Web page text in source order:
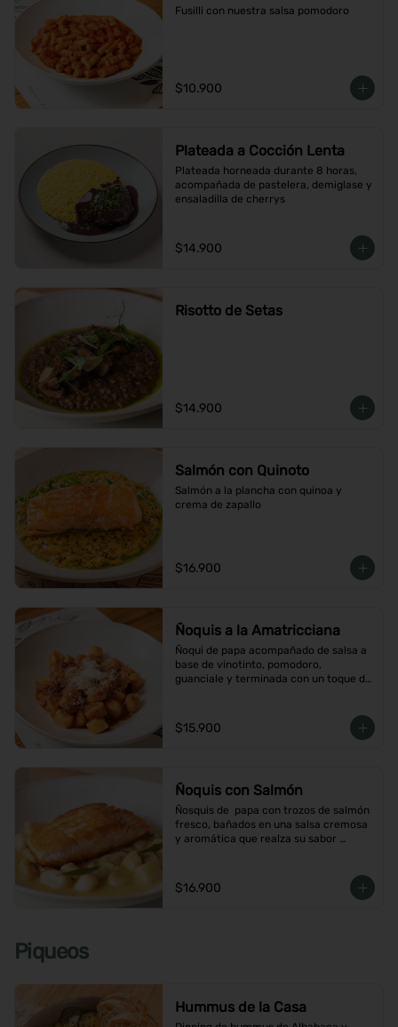
Fusilli con nuestra salsa pomodoro
$10.900
Plateada a Cocción Lenta
Plateada horneada durante 8 horas,
acompañada de pastelera, demiglase y
ensaladilla de cherrys
$14.900
Risotto de Setas
$14.900
Salmón con Quinoto
Salmón a la plancha con quinoa y
crema de zapallo
$16.900
Ñoquis a la Amatricciana
Ñoqui de papa acompañado de salsa a
base de vinotinto, pomodoro,
guanciale y terminada con un toque de
$15.900
Ñoquis con Salmón
Ñosquis de  papa con trozos de salmón
fresco, bañados en una salsa cremosa
y aromática que realza su sabor
$16.900
Piqueos
Hummus de la Casa